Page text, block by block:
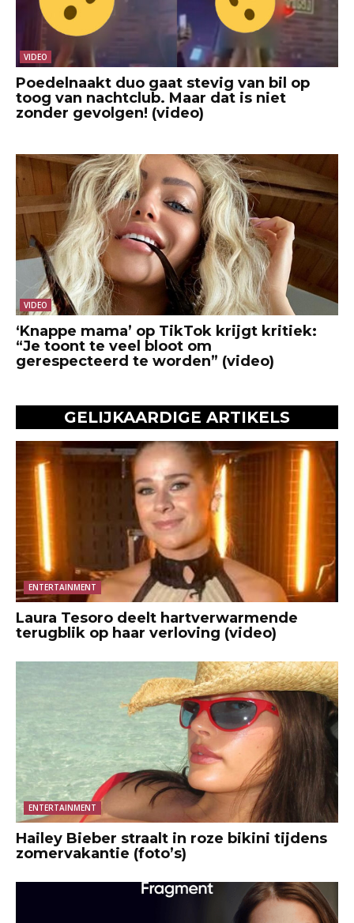
VIDEO
Poedelnaakt duo gaat stevig van bil op
toog van nachtclub. Maar dat is niet
zonder gevolgen! (video)
VIDEO
‘Knappe mama’ op TikTok krijgt kritiek:
“Je toont te veel bloot om
gerespecteerd te worden” (video)
GELIJKAARDIGE ARTIKELS
ENTERTAINMENT
Laura Tesoro deelt hartverwarmende
terugblik op haar verloving (video)
ENTERTAINMENT
Hailey Bieber straalt in roze bikini tijdens
zomervakantie (foto’s)